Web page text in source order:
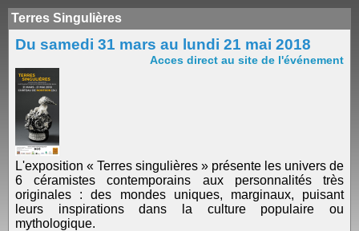
Terres Singulières
Du samedi 31 mars au lundi 21 mai 2018
Acces direct au site de l'événement
L'exposition « Terres singulières » présente les univers de
6 céramistes contemporains aux personnalités très
originales : des mondes uniques, marginaux, puisant
leurs inspirations dans la culture populaire ou
mythologique.